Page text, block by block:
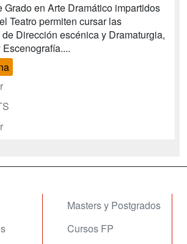
Grado en Arte Dramático impartidos
Teatro permiten cursar las
Dirección escénica y Dramaturgia,
Masters y Postgrados
Cursos FP